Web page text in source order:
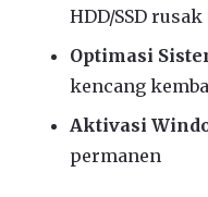
HDD/SSD
Optimasi
kencang
Aktivasi
permanen